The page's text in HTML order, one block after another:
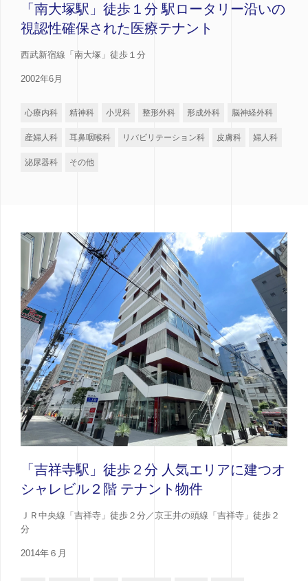
「南大塚駅」徒歩１分 駅ロータリー沿いの
視認性確保された医療テナント
西武新宿線「南大塚」徒歩１分
2002年6月
心療内科 精神科 小児科 整形外科 形成外科 脳神経外科
産婦人科 耳鼻咽喉科 リバビリテーション科 皮膚科 婦人科
泌尿器科 その他
「吉祥寺駅」徒歩２分 人気エリアに建つオ
シャレビル２階 テナント物件
ＪＲ中央線「吉祥寺」徒歩２分／京王井の頭線「吉祥寺」徒歩２
分
2014年６月